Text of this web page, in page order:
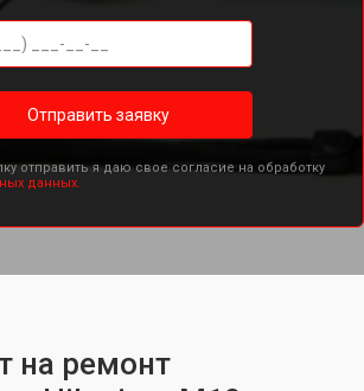
Отправить заявку
отправить я даю свое согласие на обработку
данных.
на ремонт